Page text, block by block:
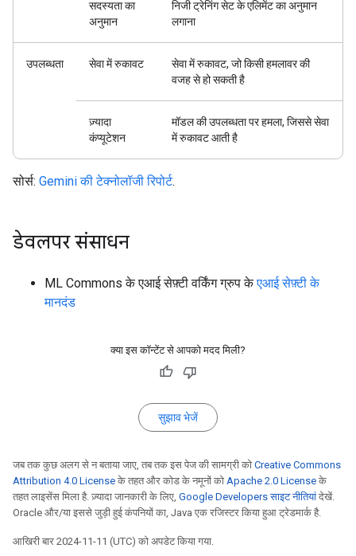
सदस्यता का
अनुमान
निजी ट्रेनिंग सेट के एलिमेंट का अनुमान
लगाना
उपलब्धता सेवा में रुकावट
सेवा में रुकावट, जो किसी हमलावर की
वजह से हो सकती है
ज़्यादा
कंप्यूटेशन
मॉडल की उपलब्धता पर हमला, जिससे सेवा
में रुकावट आती है
सोर्स: Gemini की टेक्नोलॉजी रिपोर्ट.
डेवलपर संसाधन
ML Commons के एआई सेफ़्टी वर्किंग ग्रुप केएआई सेफ़्टी के
मानदंड
क्या इस कॉन्टेंट से आपको मदद मिली?
सुझाव भेजें
जब तक कुछ अलग से न बताया जाए, तब तक इस पेज की सामग्री को Creative Commons
Attribution 4.0 License के तहत और कोड के नमूनों को Apache 2.0 License के
तहत लाइसेंस मिला है. ज़्यादा जानकारी के लिए, Google Developers साइट नीतियां देखें.
Oracle और/या इससे जुड़ी हुई कंपनियों का, Java एक रजिस्टर किया हुआ ट्रेडमार्क है.
आखिरी बार 2024-11-11 (UTC) को अपडेट किया गया.